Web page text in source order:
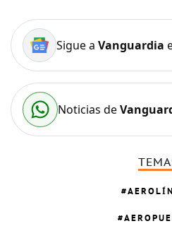
Sigue a Vanguardia
Noticias de